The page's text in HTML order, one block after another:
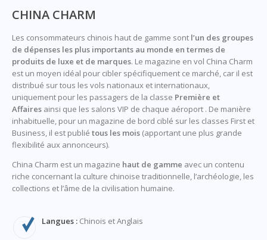
CHINA CHARM
Les consommateurs chinois haut de gamme sont l’un des groupes
de dépenses les plus importants au monde en termes de
produits de luxe et de marques. Le magazine en vol China Charm
est un moyen idéal pour cibler spécifiquement ce marché, car il est
distribué sur tous les vols nationaux et internationaux,
uniquement pour les passagers de la classe Première et
Affaires ainsi que les salons VIP de chaque aéroport . De manière
inhabituelle, pour un magazine de bord ciblé sur les classes First et
Business, il est publié tous les mois (apportant une plus grande
flexibilité aux annonceurs).
China Charm est un magazine haut de gamme avec un contenu
riche concernant la culture chinoise traditionnelle, l’archéologie, les
collections et l’âme de la civilisation humaine.
Langues : Chinois et Anglais